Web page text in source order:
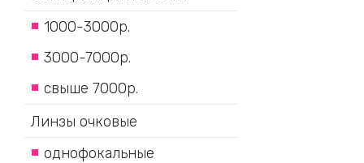
1000-3000р.
3000-7000р.
свыше 7000р.
Линзы очковые
однофокальные